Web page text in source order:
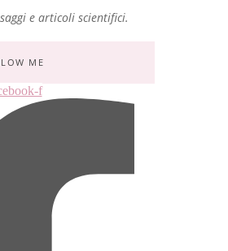
e articoli scientifici.
ME
f